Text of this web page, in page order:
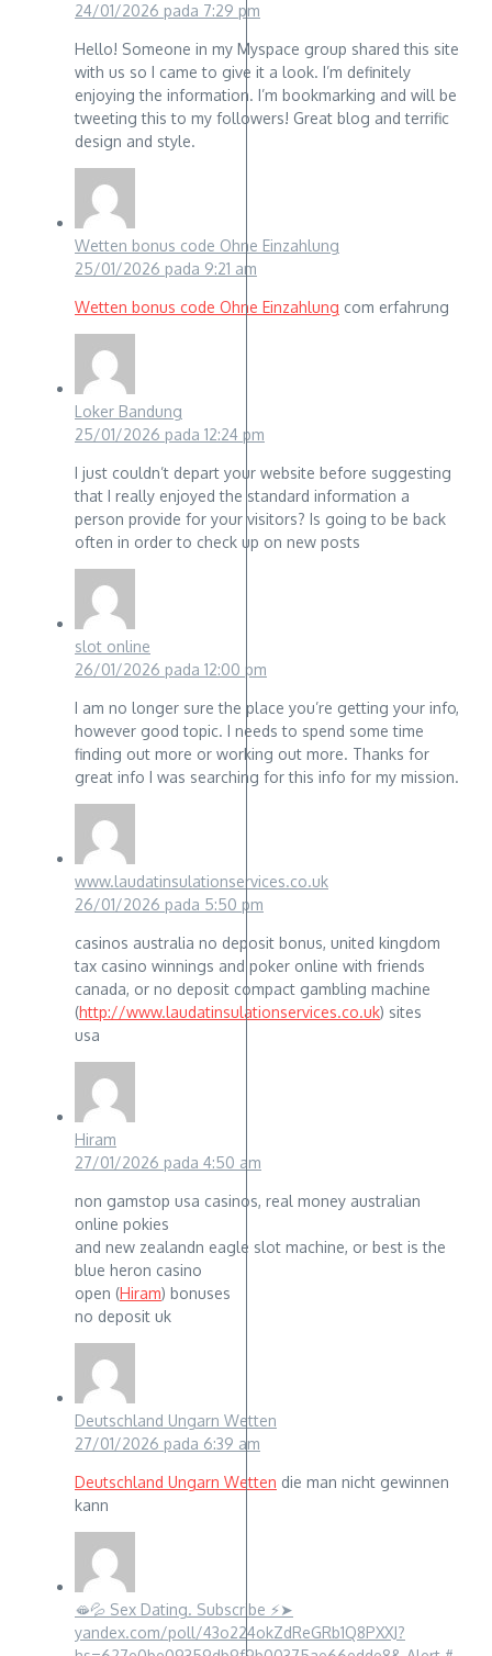
24/01/2026 pada 7:29 pm
Hello! Someone in my Myspace group shared this site
with us so I came to give it a look. I’m definitely
enjoying the information. I’m bookmarking and will be
tweeting this to my followers! Great blog and terrific
design and style.
Wetten bonus code Ohne Einzahlung
25/01/2026 pada 9:21 am
Wetten bonus code Ohne Einzahlung com erfahrung
Loker Bandung
25/01/2026 pada 12:24 pm
I just couldn’t depart your website before suggesting
that I really enjoyed the standard information a
person provide for your visitors? Is going to be back
often in order to check up on new posts
slot online
26/01/2026 pada 12:00 pm
I am no longer sure the place you’re getting your info,
however good topic. I needs to spend some time
finding out more or working out more. Thanks for
great info I was searching for this info for my mission.
www.laudatinsulationservices.co.uk
26/01/2026 pada 5:50 pm
casinos australia no deposit bonus, united kingdom
tax casino winnings and poker online with friends
canada, or no deposit compact gambling machine
(http://www.laudatinsulationservices.co.uk) sites
usa
Hiram
27/01/2026 pada 4:50 am
non gamstop usa casinos, real money australian
online pokies
and new zealandn eagle slot machine, or best is the
blue heron casino
open (Hiram) bonuses
no deposit uk
Deutschland Ungarn Wetten
27/01/2026 pada 6:39 am
Deutschland Ungarn Wetten die man nicht gewinnen
kann
🫦💦 Sex Dating. Subscribe ⚡➤
yandex.com/poll/43o224okZdReGRb1Q8PXXJ?